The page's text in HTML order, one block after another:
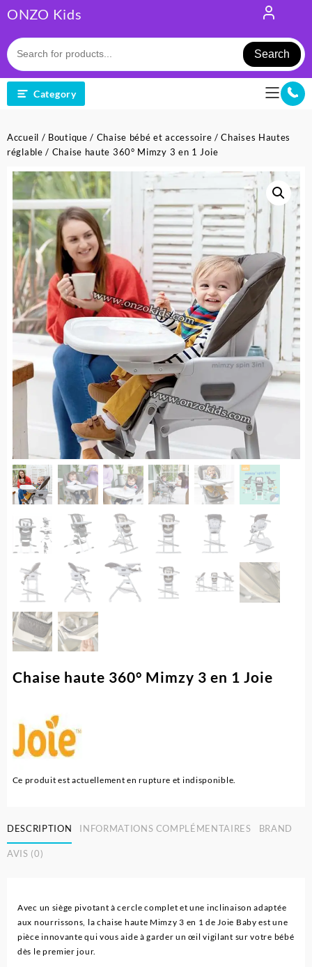
to
content
ONZO Kids
Search
Category
Accueil / Boutique / Chaise bébé et accessoire /Chaises Hautes
réglable / Chaise haute 360° Mimzy 3 en 1 Joie
Chaise haute 360° Mimzy 3 en 1 Joie
Ce produit est actuellement en rupture et indisponible.
DESCRIPTION INFORMATIONS COMPLÉMENTAIRES BRAND
AVIS (0)
Avec un siège pivotant à cercle complet et une inclinaison adaptée
aux nourrissons, la chaise haute Mimzy 3 en 1 de Joie Baby est une
pièce innovante qui vous aide à garder un œil vigilant sur votre bébé
dès le premier jour.